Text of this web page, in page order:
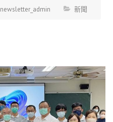
newsletter_admin 新聞